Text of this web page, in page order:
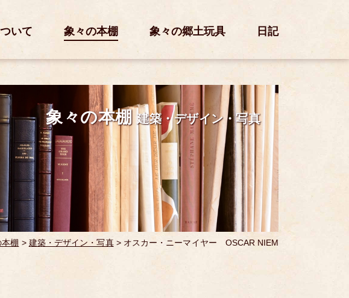
いて 象々の本棚 象々の郷土玩具 日記
象々の本棚 建築・デザイン・写真
棚 > 建築・デザイン・写真> オスカー・ニーマイヤー OSCAR NIEM